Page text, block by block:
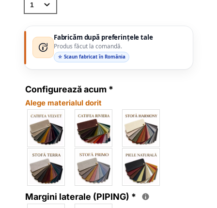
Fabricăm după preferințele tale
Produs făcut la comandă.
☆ Scaun fabricat în România
Configurează acum *
Alege materialul dorit
Margini laterale (PIPING) *